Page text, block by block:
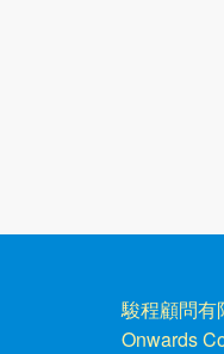
駿程顧問有
Onwards